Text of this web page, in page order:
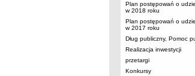
Plan postępowań o
w 2018 roku
Plan postępowań o
w 2017 roku
Dług publiczny, Pomoc
Realizacja inwestycji
przetargi
Konkursy